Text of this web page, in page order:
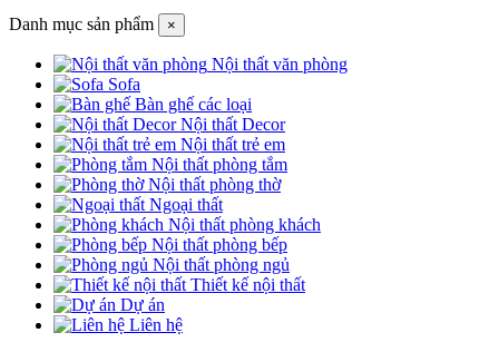
Danh mục sản phẩm ×
Nội thất văn phòng
Sofa
Bàn ghế các loại
Nội thất Decor
Nội thất trẻ em
Nội thất phòng tắm
Nội thất phòng thờ
Ngoại thất
Nội thất phòng khách
Nội thất phòng bếp
Nội thất phòng ngủ
Thiết kế nội thất
Dự án
Liên hệ